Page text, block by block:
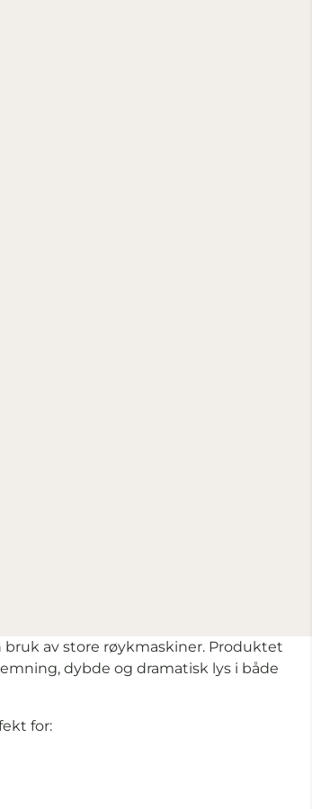
av store røykmaskiner. Produktet
dybde og dramatisk lys i både
for: